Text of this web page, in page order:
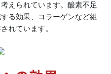
えられています。酸素不足
る効果、コラーゲンなど組
れています。